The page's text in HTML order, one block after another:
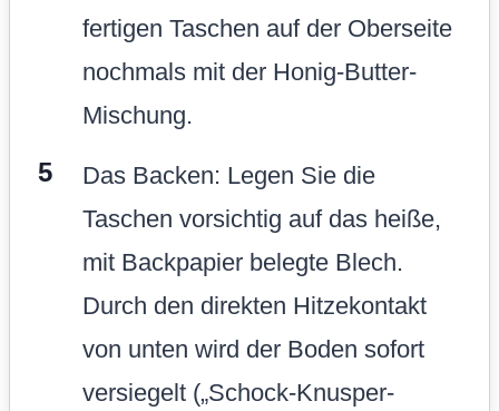
fertigen Taschen auf der Oberseite
nochmals mit der Honig-Butter-
Mischung.
Das Backen: Legen Sie die
Taschen vorsichtig auf das heiße,
mit Backpapier belegte Blech.
Durch den direkten Hitzekontakt
von unten wird der Boden sofort
versiegelt („Schock-Knusper-